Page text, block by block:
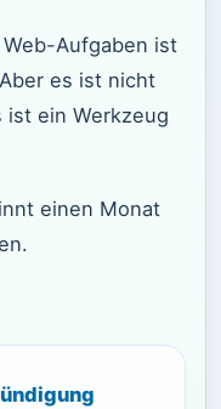
Aufgaben ist
es ist nicht
ist ein Werkzeug
einen Monat